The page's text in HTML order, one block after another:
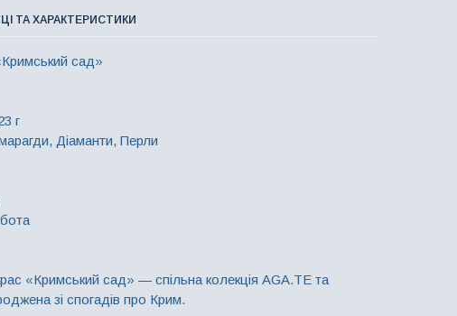
ТА ХАРАКТЕРИСТИКИ
сад»
г
Діаманти, Перли
«Кримський сад» — спільна колекція AGA.TE та
зі спогадів про Крим.